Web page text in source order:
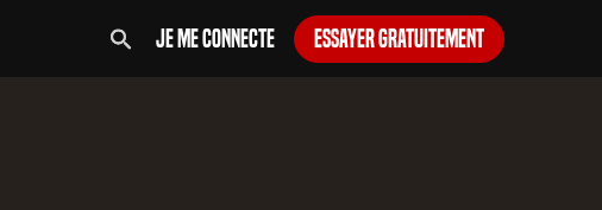
Je me connecte Essayer gratuitement